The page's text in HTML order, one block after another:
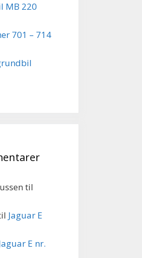
MB 220
701 – 714
til
Jaguar E
E nr.